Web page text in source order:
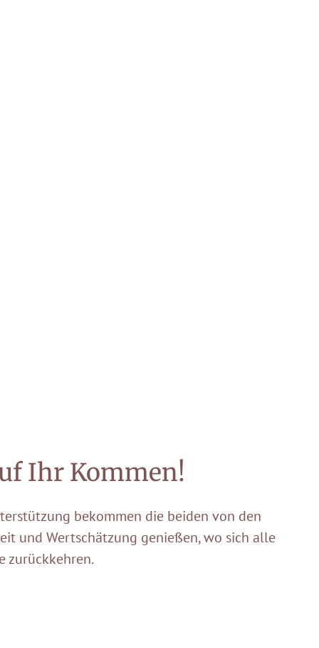
Ihr Kommen!
bekommen die beiden von den
und Wertschätzung genießen, wo sich alle
zurückkehren.